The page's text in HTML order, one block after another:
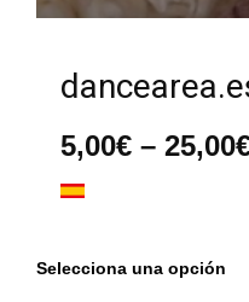
5,00€ – 25,00
Selecciona una opción